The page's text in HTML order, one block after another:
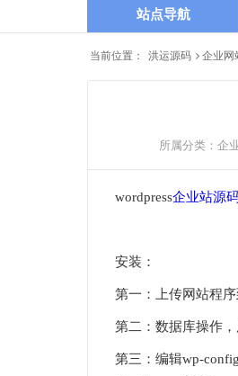
站点导航
当前位置： 洪运源码 企业网
所属分类：企
wordpress企业站源
安装：
第一：上传网站程序
第二：数据库操作
第三：编辑wp-